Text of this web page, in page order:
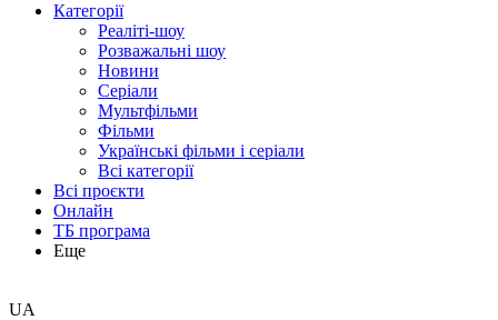
Категорії
Реаліті-шоу
Розважальні шоу
Новини
Серіали
Мультфільми
Фільми
Українські фільми і серіали
Всі категорії
Всі проєкти
Онлайн
ТБ програма
Еще
UA